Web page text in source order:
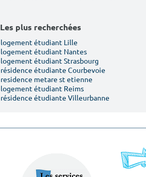
Les plus recherchées
logement étudiant Lille
logement étudiant Nantes
logement étudiant Strasbourg
résidence étudiante Courbevoie
residence metare st etienne
logement étudiant Reims
résidence étudiante Villeurbanne